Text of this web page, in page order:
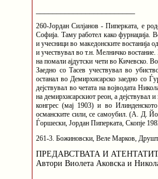
260-Јордан Силјанов - Пиперката, е
Софија. Таму работел како фурнаџија.
и учесници во македонските востанија
и учествувал во т.н. Мелничко востание.
на помали ајдутски чети во Кичевско.
Заедно со Тасев учествувал во
останал во Демирхисарско заедно со
дејствувал во четата на војводата
на демирхисарскиот реон, а
конгрес (мај 1903) и во
османските сили, се самоубил. (А. Д.
Ѓоршески, Јордан Пиперката, Скопје
261-3. Божиновски, Веле Марков,
ПРЕДАВСТВАТА И
Автори Виолета Аковска и